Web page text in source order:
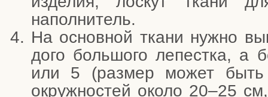
наполнитель.
На основ­ной тка­ни нуж­но
до­го боль­шо­го лепест­ка, а
или 5 (раз­мер может
окруж­но­стей око­ло 20–25